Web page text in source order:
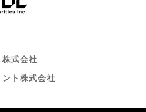
式会社
ト株式会社